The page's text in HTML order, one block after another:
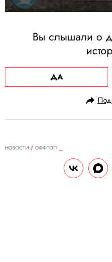
Вы слышали о
ДА
НОВОСТИ
ОФФТОП
Самые